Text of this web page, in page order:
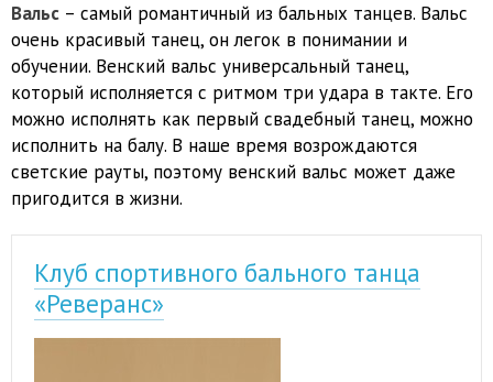
Вальс – самый романтичный из бальных танцев. Вальс
очень красивый танец, он легок в понимании и
обучении. Венский вальс универсальный танец,
который исполняется с ритмом три удара в такте. Его
можно исполнять как первый свадебный танец, можно
исполнить на балу. В наше время возрождаются
светские рауты, поэтому венский вальс может даже
пригодится в жизни.
Клуб спортивного бального танца
«Реверанс»